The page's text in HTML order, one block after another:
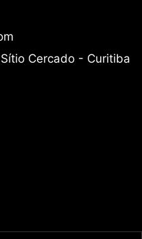
Cercado - Curitiba